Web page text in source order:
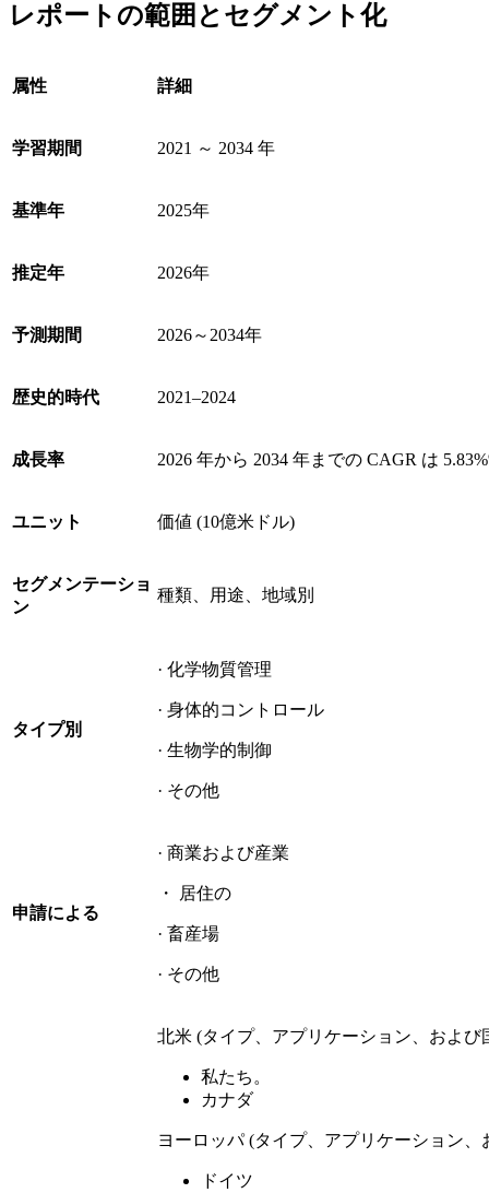
レポートの範囲とセグメント化
属性 詳細
学習期間 2021 ～ 2034 年
基準年 2025年
推定年 2026年
予測期間 2026～2034年
歴史的時代 2021–2024
成長率 2026 年から 2034 年までの CAGR は
ユニット 価値 (10億米ドル)
セグメンテーショ
ン
種類、用途、地域別
タイプ別
· 化学物質管理
· 身体的コントロール
· 生物学的制御
· その他
申請による
· 商業および産業
・ 居住の
· 畜産場
· その他
北米 (タイプ、アプリケーション、および
私たち。
カナダ
ヨーロッパ (タイプ、アプリケーション、
ドイツ